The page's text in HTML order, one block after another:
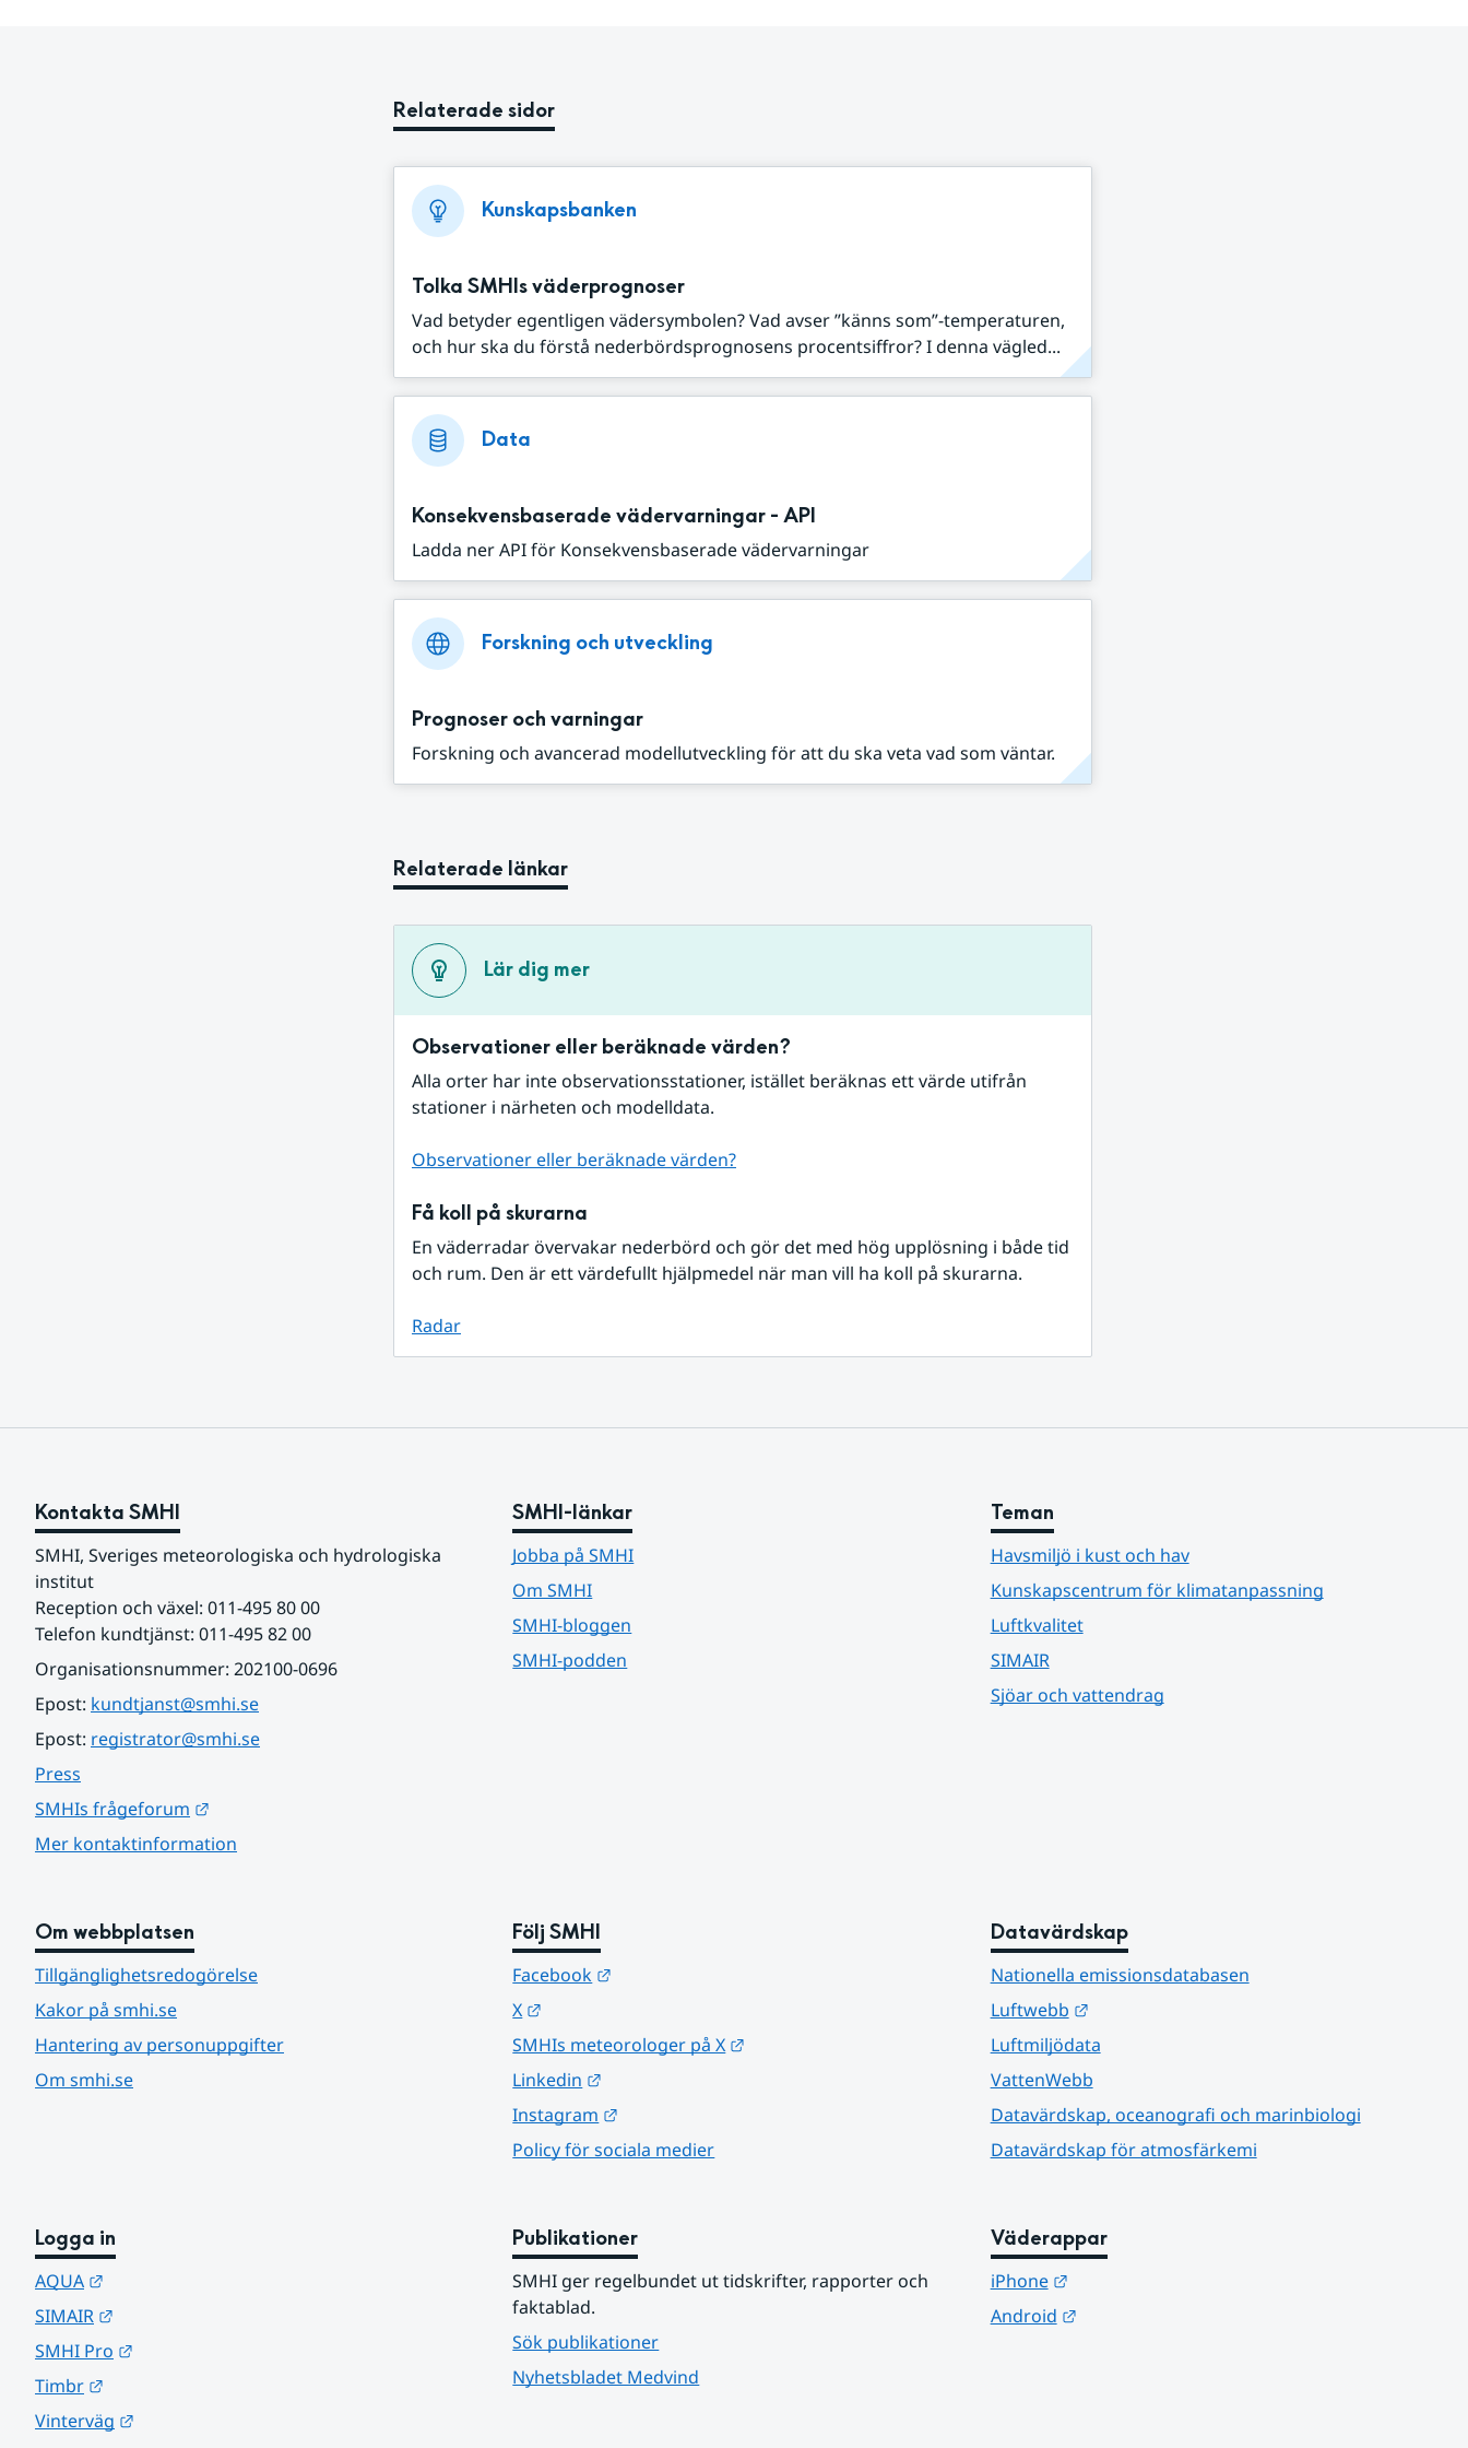
Relaterade sidor
Kunskapsbanken
Tolka SMHIs väderprognoser
Vad betyder egentligen vädersymbolen? Vad avser ”känns som”-temperaturen,
och hur ska du förstå nederbördsprognosens procentsiffror? I denna vägled...
Data
Konsekvensbaserade vädervarningar - API
Ladda ner API för Konsekvensbaserade vädervarningar
Forskning och utveckling
Prognoser och varningar
Forskning och avancerad modellutveckling för att du ska veta vad som väntar.
Relaterade länkar
Lär dig mer
Observationer eller beräknade värden?
Alla orter har inte observationsstationer, istället beräknas ett värde utifrån
stationer i närheten och modelldata.
Observationer eller beräknade värden?
Få koll på skurarna
En väderradar övervakar nederbörd och gör det med hög upplösning i både tid
och rum. Den är ett värdefullt hjälpmedel när man vill ha koll på skurarna.
Radar
Kontakta SMHI
SMHI, Sveriges meteorologiska och hydrologiska
institut
Reception och växel: 011-495 80 00
Telefon kundtjänst: 011-495 82 00
Organisationsnummer: 202100-0696
Epost: kundtjanst@smhi.se
Epost: registrator@smhi.se
Press
SMHIs frågeforum
Mer kontaktinformation
SMHI-länkar
Jobba på SMHI
Om SMHI
SMHI-bloggen
SMHI-podden
Teman
Havsmiljö i kust och hav
Kunskapscentrum för klimatanpassning
Luftkvalitet
SIMAIR
Sjöar och vattendrag
Om webbplatsen
Tillgänglighetsredogörelse
Kakor på smhi.se
Hantering av personuppgifter
Om smhi.se
Följ SMHI
Facebook
X
SMHIs meteorologer på X
Linkedin
Instagram
Policy för sociala medier
Datavärdskap
Nationella emissionsdatabasen
Luftwebb
Länk till annan webbplats.
Luftmiljödata
VattenWebb
Datavärdskap, oceanografi och marinbiologi
Datavärdskap för atmosfärkemi
Logga in
AQUA
SIMAIR
SMHI Pro
Timbr
Vinterväg
Publikationer
SMHI ger regelbundet ut tidskrifter, rapporter och
faktablad.
Sök publikationer
Nyhetsbladet Medvind
Väderappar
iPhone
Länk till annan webbplats.
Android
Länk till annan webbplats.